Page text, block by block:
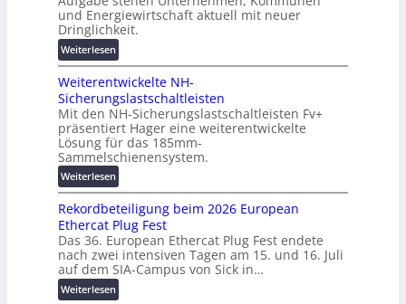
n
g
e
n
i
g
i
t
a
l
e
T
r
a
n
s
p
a
r
e
n
z
i
n
e
n
b
a
u
:
F
o
r
s
h
u
n
g
s
f
und Energiewirtschaft aktuell mit neuer
Dringlichkeit.
Weiterlesen:
V
o
l
t
a
-
X
2
0
2
7
w
i
r
d
Weiterentwickelte NH-
Sicherungslastschaltleisten
Mit den NH-Sicherungslastschaltleisten Fv+
präsentiert Hager eine weiterentwickelte
Lösung für das 185mm-
Sammelschienensystem.
Weiterlesen:
W
e
i
t
e
r
e
Rekordbeteiligung beim 2026 European
Ethercat Plug Fest
Das 36. European Ethercat Plug Fest endete
nach zwei intensiven Tagen am 15. und 16. Juli
auf dem SIA-Campus von Sick in…
Weiterlesen: